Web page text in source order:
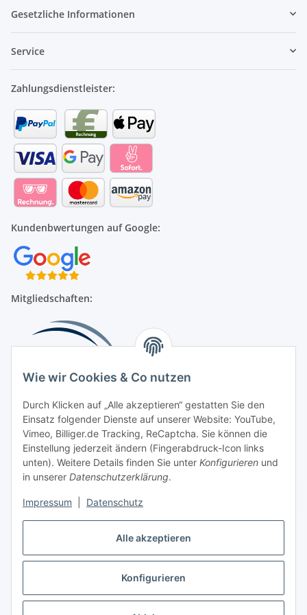
Alle akzeptieren
Konfigurieren
Wie wir Cookies & Co nutzen
Durch Klicken auf „Alle akzeptieren“ gestatten Sie den
Einsatz folgender Dienste auf unserer Website: YouTube,
Vimeo, Billiger.de Tracking, ReCaptcha. Sie können die
Einstellung jederzeit ändern (Fingerabdruck-Icon links
unten). Weitere Details finden Sie unter Konfigurieren und
in unserer Datenschutzerklärung.
Impressum Datenschutz
Gesetzliche Informationen
Service
Zahlungsdienstleister:
Kundenbwertungen auf Google:
Mitgliedschaften:
Beliebte Kategorien
Kompressionsversorgung
* Alle Preise inkl. gesetzlicher USt., zzgl.Versand